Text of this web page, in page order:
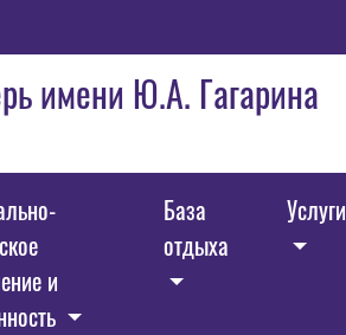
имени Ю.А. Гагарина
и
База
отдыха
Услуги